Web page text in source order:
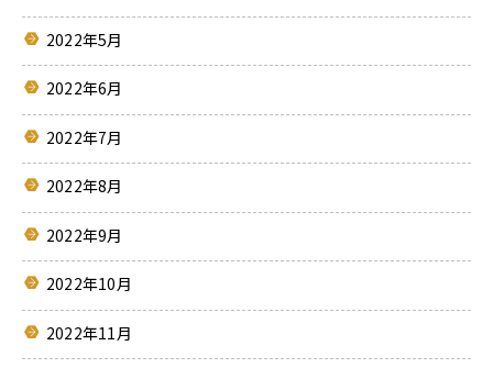
2022年5月
2022年6月
2022年7月
2022年8月
2022年9月
2022年10月
2022年11月